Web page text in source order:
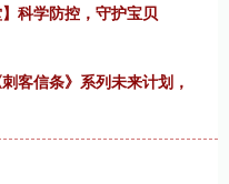
科学防控，守护宝贝
客信条》系列未来计划，